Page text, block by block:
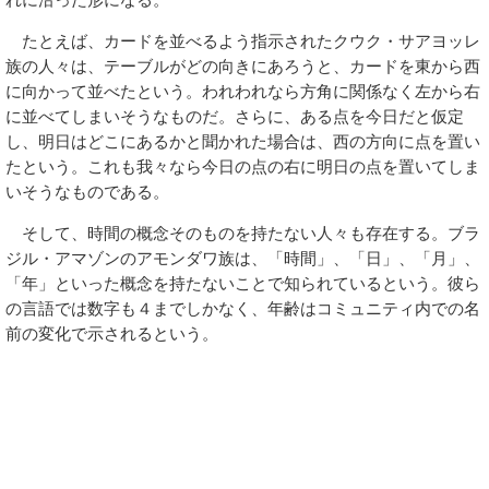
たとえば、カードを並べるよう指示されたクウク・サアヨッレ
族の人々は、テーブルがどの向きにあろうと、カードを東から西
に向かって並べたという。われわれなら方角に関係なく左から右
に並べてしまいそうなものだ。さらに、ある点を今日だと仮定
し、明日はどこにあるかと聞かれた場合は、西の方向に点を置い
たという。これも我々なら今日の点の右に明日の点を置いてしま
いそうなものである。
そして、時間の概念そのものを持たない人々も存在する。ブラ
ジル・アマゾンのアモンダワ族は、「時間」、「日」、「月」、
「年」といった概念を持たないことで知られているという。彼ら
の言語では数字も４までしかなく、年齢はコミュニティ内での名
前の変化で示されるという。